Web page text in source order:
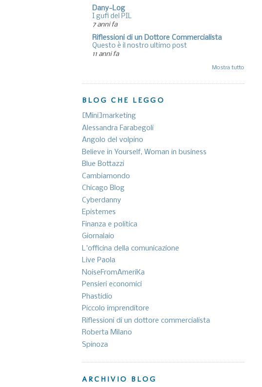
Dany-Log
I gufi del PIL
7 anni fa
Riflessioni di un Dottore Commercialista
Questo è il nostro ultimo post
11 anni fa
Mostra tutto
BLOG CHE LEGGO
[Mini]marketing
Alessandra Farabegoli
Angolo del volpino
Believe in Yourself, Woman in business
Blue Bottazzi
Cambiamondo
Chicago Blog
Cyberdanny
Epistemes
Finanza e politica
Giornalaio
L'officina della comunicazione
Live Paola
NoiseFromAmeriKa
Pensieri economici
Phastidio
Piccolo imprenditore
Riflessioni di un dottore commercialista
Roberta Milano
Spinoza
ARCHIVIO BLOG